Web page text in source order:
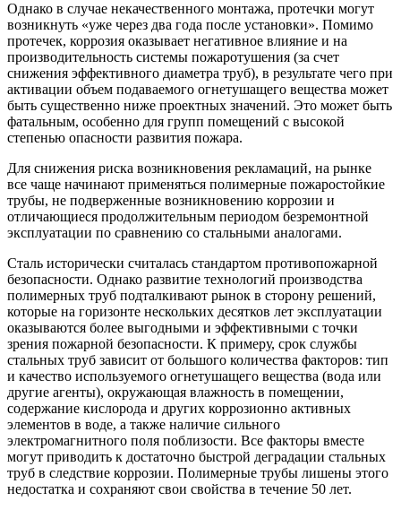
Однако в случае некачественного монтажа, протечки могут
возникнуть «уже через два года после установки». Помимо
протечек, коррозия оказывает негативное влияние и на
производительность системы пожаротушения (за счет
снижения эффективного диаметра труб), в результате чего при
активации объем подаваемого огнетушащего вещества может
быть существенно ниже проектных значений. Это может быть
фатальным, особенно для групп помещений с высокой
степенью опасности развития пожара.
Для снижения риска возникновения рекламаций, на рынке
все чаще начинают применяться полимерные пожаростойкие
трубы, не подверженные возникновению коррозии и
отличающиеся продолжительным периодом безремонтной
эксплуатации по сравнению со стальными аналогами.
Сталь исторически считалась стандартом противопожарной
безопасности. Однако развитие технологий производства
полимерных труб подталкивают рынок в сторону решений,
которые на горизонте нескольких десятков лет эксплуатации
оказываются более выгодными и эффективными с точки
зрения пожарной безопасности. К примеру, срок службы
стальных труб зависит от большого количества факторов: тип
и качество используемого огнетушащего вещества (вода или
другие агенты), окружающая влажность в помещении,
содержание кислорода и других коррозионно активных
элементов в воде, а также наличие сильного
электромагнитного поля поблизости. Все факторы вместе
могут приводить к достаточно быстрой деградации стальных
труб в следствие коррозии. Полимерные трубы лишены этого
недостатка и сохраняют свои свойства в течение 50 лет.